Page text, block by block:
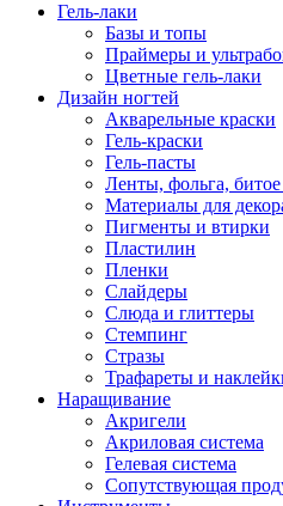
Гель-лаки
Базы и топы
Праймеры и
Цветные гель-лаки
Дизайн ногтей
Акварельные краски
Гель-краски
Гель-пасты
Ленты, фольга, битое
Материалы для
Пигменты и втирки
Пластилин
Пленки
Слайдеры
Слюда и глиттеры
Стемпинг
Стразы
Трафареты и
Наращивание
Акригели
Акриловая система
Гелевая система
Сопутствующая